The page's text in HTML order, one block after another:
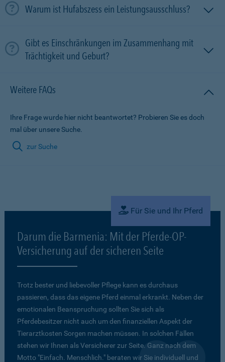
Warum ist Hufabszess ein Leistungsausschluss?
Gibt es Einschränkungen im Zusammenhang mit
Trächtigkeit und Geburt?
Weitere FAQs
Ihre Frage wurde hier nicht beantwortet? Probieren Sie es doch
mal über unsere Suche.
zur Suche
Für Sie und Ihr Pferd
Darum die Barmenia: Mit der Pferde-OP-
Versicherung auf der sicheren Seite
Trotz bester und liebevoller Pflege kann es durchaus
passieren, dass das eigene Pferd einmal erkrankt. Neben der
emotionalen Beanspruchung sollten Sie sich als
Pferdebesitzer nicht auch um den finanziellen Aspekt der
Tierarztkosten Sorgen machen müssen. In solchen Fällen
stehen wir Ihnen als Versicherer zur Seite. Ganz nach dem
Motto "Einfach. Menschlich." beraten wir Sie individuell und